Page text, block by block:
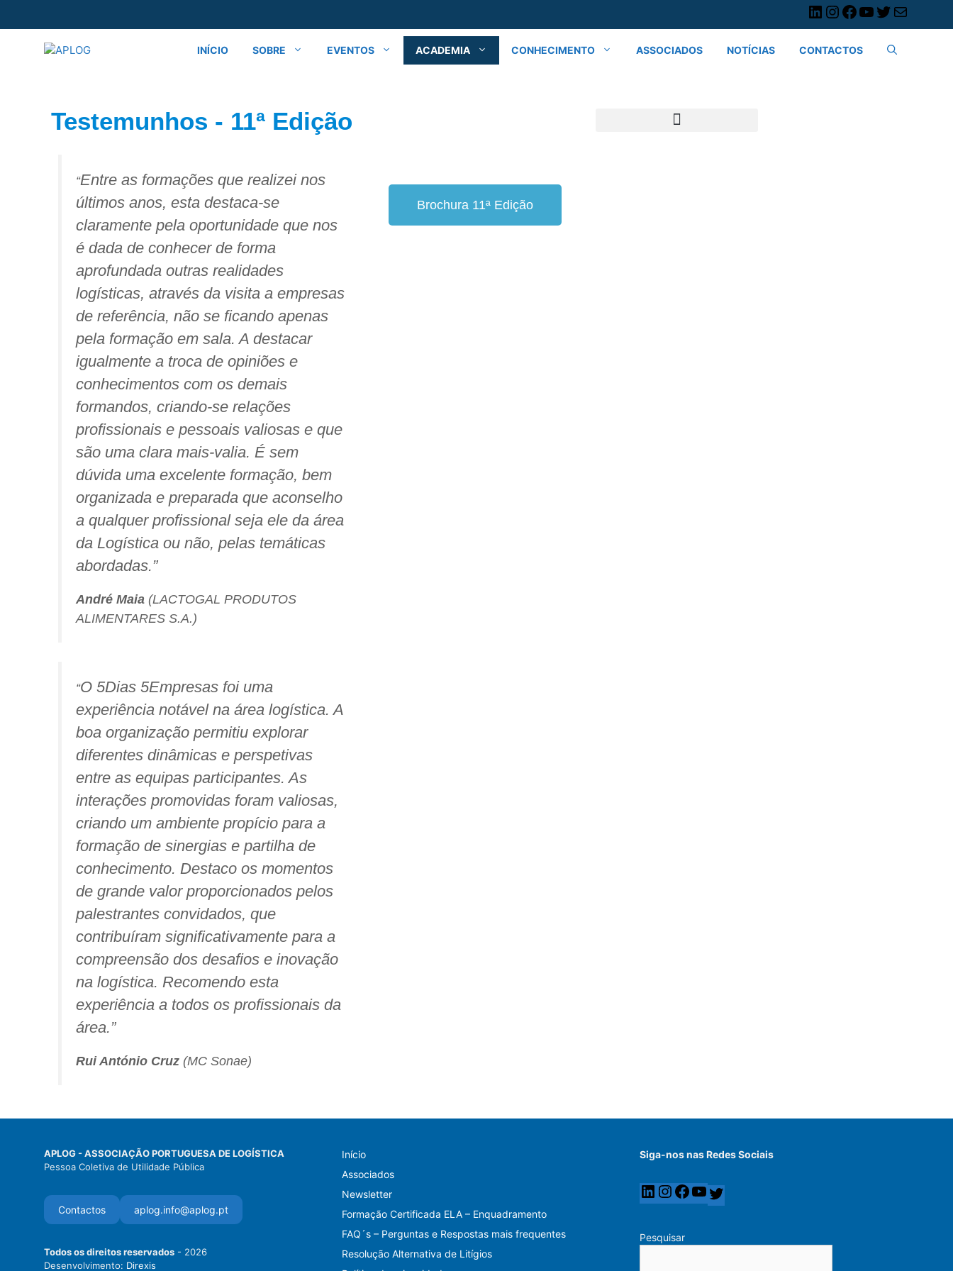
INÍCIO SOBRE EVENTOS ACADEMIA CONHECIMENTO ASSOCIADOS NOTÍCIAS CONTACTOS
Testemunhos - 11ª Edição
“Entre as formações que realizei nos
últimos anos, esta destaca-se
claramente pela oportunidade que nos
é dada de conhecer de forma
aprofundada outras realidades
logísticas, através da visita a empresas
de referência, não se ficando apenas
pela formação em sala. A destacar
igualmente a troca de opiniões e
conhecimentos com os demais
formandos, criando-se relações
profissionais e pessoais valiosas e que
são uma clara mais-valia. É sem
dúvida uma excelente formação, bem
organizada e preparada que aconselho
a qualquer profissional seja ele da área
da Logística ou não, pelas temáticas
abordadas.”
André Maia (LACTOGAL PRODUTOS
ALIMENTARES S.A.)
“O 5Dias 5Empresas foi uma
experiência notável na área logística. A
boa organização permitiu explorar
diferentes dinâmicas e perspetivas
entre as equipas participantes. As
interações promovidas foram valiosas,
criando um ambiente propício para a
formação de sinergias e partilha de
conhecimento. Destaco os momentos
de grande valor proporcionados pelos
palestrantes convidados, que
contribuíram significativamente para a
compreensão dos desafios e inovação
na logística. Recomendo esta
experiência a todos os profissionais da
área.”
Rui António Cruz (MC Sonae)
Brochura 11ª Edição
APLOG - ASSOCIAÇÃO PORTUGUESA DE LOGÍSTICA
Pessoa Coletiva de Utilidade Pública
Contactos aplog.info@aplog.pt
Todos os direitos reservados - 2026
Desenvolvimento: Direxis
Início
Associados
Newsletter
Formação Certificada ELA – Enquadramento
FAQ´s – Perguntas e Respostas mais frequentes
Resolução Alternativa de Litígios
Siga-nos nas Redes Sociais
Pesquisar